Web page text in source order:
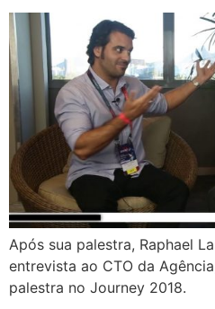
Após sua palestra, Raphael
entrevista ao CTO da
palestra no Journey 2018.